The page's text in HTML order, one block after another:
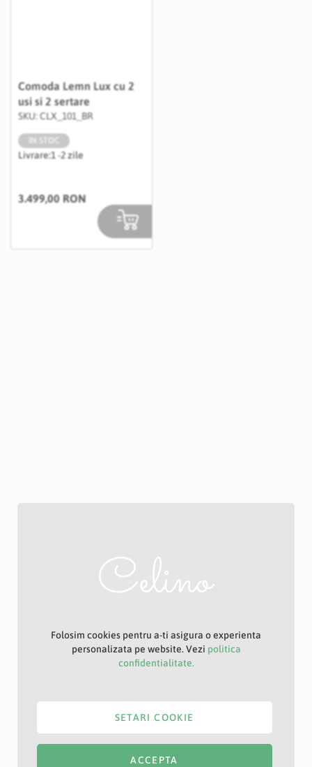
Comoda Lemn Lux cu 2
usi si 2 sertare
SKU: CLX_101_BR
IN STOC
Livrare:1 -2 zile
3.499,00 RON
Folosim cookies pentru a-ti asigura o experienta
personalizata pe website. Vezi politica
confidentialitate.
ACCEPTA
SETARI COOKIE